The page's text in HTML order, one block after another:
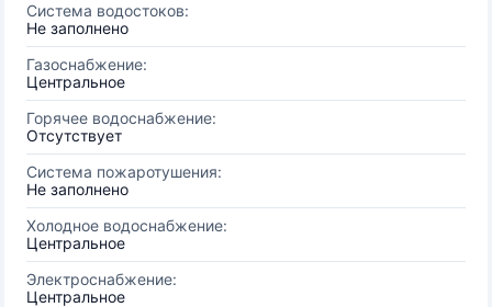
Система водостоков:
Не заполнено
Газоснабжение:
Центральное
Горячее водоснабжение:
Отсутствует
Система пожаротушения:
Не заполнено
Холодное водоснабжение:
Центральное
Электроснабжение:
Центральное